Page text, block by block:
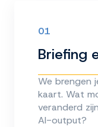
01
Briefing
We brengen
kaart. Wat
veranderd
AI-output?